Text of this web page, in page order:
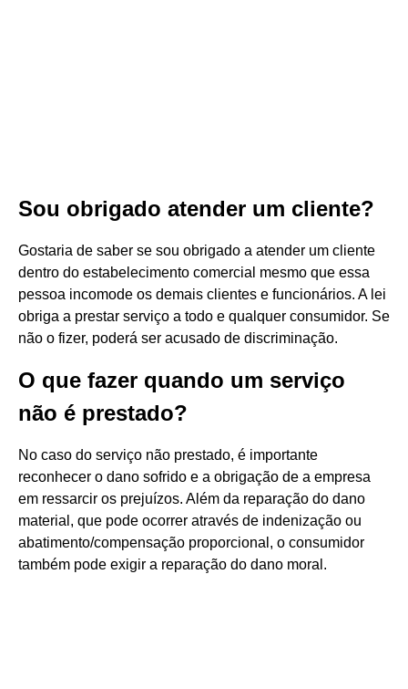
Sou obrigado atender um cliente?
Gostaria de saber se sou obrigado a atender um cliente
dentro do estabelecimento comercial mesmo que essa
pessoa incomode os demais clientes e funcionários. A lei
obriga a prestar serviço a todo e qualquer consumidor. Se
não o fizer, poderá ser acusado de discriminação.
O que fazer quando um serviço
não é prestado?
No caso do serviço não prestado, é importante
reconhecer o dano sofrido e a obrigação de a empresa
em ressarcir os prejuízos. Além da reparação do dano
material, que pode ocorrer através de indenização ou
abatimento/compensação proporcional, o consumidor
também pode exigir a reparação do dano moral.